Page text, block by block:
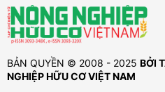
BẢN QUYỀN © 2008 - 2025 BỞI
NGHIỆP HỮU CƠ VIỆT NAM